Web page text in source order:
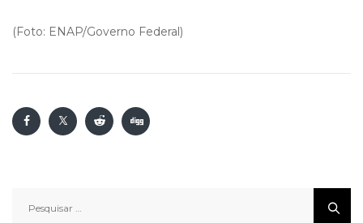
(Foto: ENAP/Governo Federal)
por: